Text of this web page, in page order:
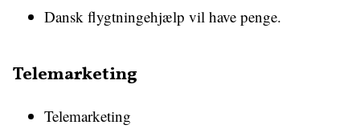
Dansk flygtningehjælp vil have penge.
Telemarketing
Telemarketing